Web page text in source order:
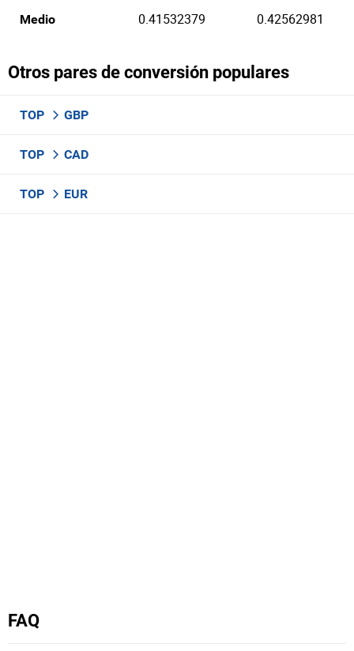
Medio 0.41532379 0.42562981
Otros pares de conversión populares
TOP GBP
TOP CAD
TOP EUR
FAQ